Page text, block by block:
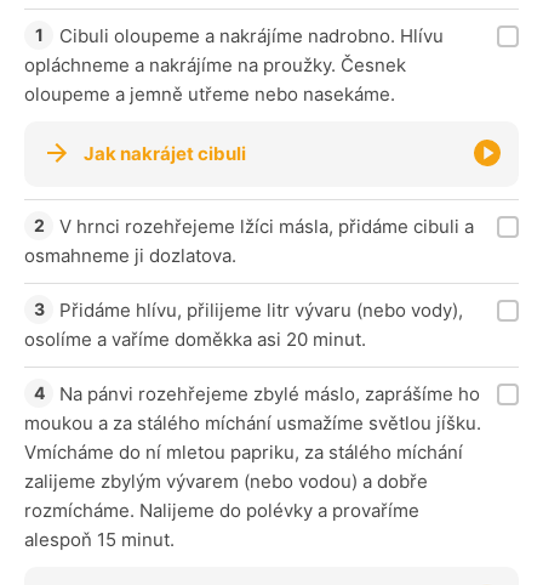
Cibuli oloupeme a nakrájíme nadrobno. Hlívu
opláchneme a nakrájíme na proužky. Česnek
oloupeme a jemně utřeme nebo nasekáme.
Jak nakrájet cibuli
V hrnci rozehřejeme lžíci másla, přidáme cibuli a
osmahneme ji dozlatova.
Přidáme hlívu, přilijeme litr vývaru (nebo vody),
osolíme a vaříme doměkka asi 20 minut.
Na pánvi rozehřejeme zbylé máslo, zaprášíme ho
moukou a za stálého míchání usmažíme světlou jíšku.
Vmícháme do ní mletou papriku, za stálého míchání
zalijeme zbylým vývarem (nebo vodou) a dobře
rozmícháme. Nalijeme do polévky a provaříme
alespoň 15 minut.